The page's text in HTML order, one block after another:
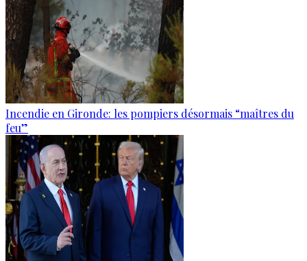
Incendie en Gironde: les pompiers désormais “maîtres du
feu”